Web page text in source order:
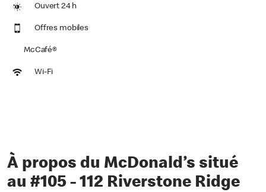
Ouvert 24 h
Offres mobiles
McCafé®
Wi-Fi
À propos du McDonald’s situé
au #105 - 112 Riverstone Ridge